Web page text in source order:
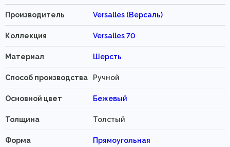
Производитель Versalles (Версаль)
Коллекция Versalles 70
Материал Шерсть
Способ производства Ручной
Основной цвет Бежевый
Толщина Толстый
Форма Прямоугольная